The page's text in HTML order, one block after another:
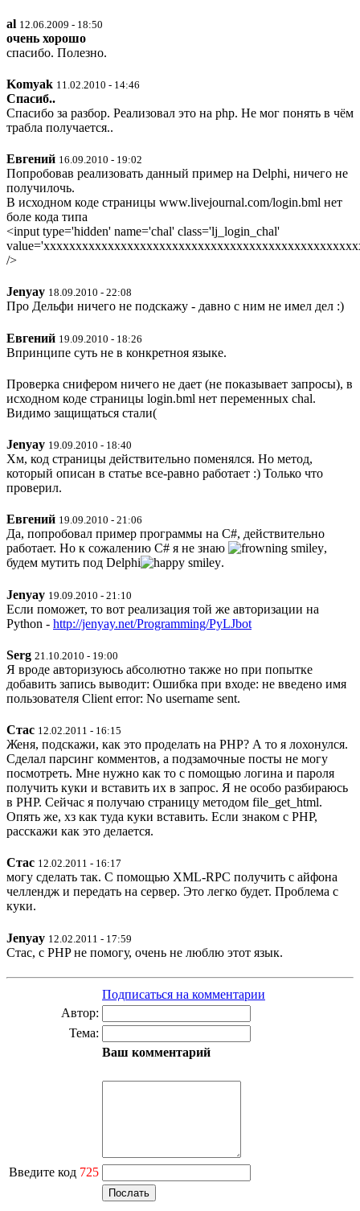
al 12.06.2009 - 18:50
очень хорошо
спасибо. Полезно.
Komyak 11.02.2010 - 14:46
Спасиб..
Спасибо за разбор. Реализовал это на php. Не мог понять в чём
трабла получается..
Евгений 16.09.2010 - 19:02
Попробовав реализовать данный пример на Delphi, ничего не
получилочь.
В исходном коде страницы www.livejournal.com/login.bml нет
боле кода типа
<input type='hidden' name='chal' class='lj_login_chal'
/>
Jenyay 18.09.2010 - 22:08
Про Дельфи ничего не подскажу - давно с ним не имел дел :)
Евгений 19.09.2010 - 18:26
Впринципе суть не в конкретноя языке.
Проверка снифером ничего не дает (не показывает запросы), в
исходном коде страницы login.bml нет переменных chal.
Видимо защищаться стали(
Jenyay 19.09.2010 - 18:40
Хм, код страницы действительно поменялся. Но метод,
который описан в статье все-равно работает :) Только что
проверил.
Евгений 19.09.2010 - 21:06
Да, попробовал пример программы на C#, действительно
работает. Но к сожалению C# я не знаю
,
будем мутить под Delphi
.
Jenyay 19.09.2010 - 21:10
Если поможет, то вот реализация той же авторизации на
Python - http://jenyay.net/Programming/PyLJbot
Serg 21.10.2010 - 19:00
Я вроде авторизуюсь абсолютно также но при попытке
добавить запись выводит: Ошибка при входе: не введено имя
пользователя Client error: No username sent.
Стас 12.02.2011 - 16:15
Женя, подскажи, как это проделать на PHP? А то я лохонулся.
Сделал парсинг комментов, а подзамочные посты не могу
посмотреть. Мне нужно как то с помощью логина и пароля
получить куки и вставить их в запрос. Я не особо разбираюсь
в PHP. Сейчас я получаю страницу методом file_get_html.
Опять же, хз как туда куки вставить. Если знаком с PHP,
расскажи как это делается.
Стас 12.02.2011 - 16:17
могу сделать так. С помощью XML-RPC получить с айфона
челлендж и передать на сервер. Это легко будет. Проблема с
куки.
Jenyay 12.02.2011 - 17:59
Стас, с PHP не помогу, очень не люблю этот язык.
Подписаться на комментарии
Автор:
Тема:
Ваш комментарий
Введите код 725